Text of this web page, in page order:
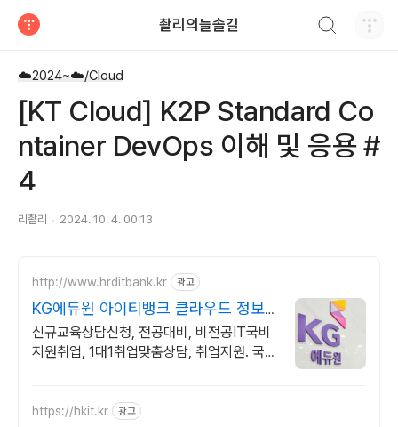
촬리의늘솔길
☁️2024~☁️/Cloud
[KT Cloud] K2P Standard Co
ntainer DevOps 이해 및 응용 #
4
리촬리 2024. 10. 4. 00:13
http://www.hrditbank.kr 광고
KG에듀원 아이티뱅크 클라우드 정보
보안 취업반
신규교육상담신청, 전공대비, 비전공IT국비
지원취업, 1대1취업맞춤상담, 취업지원. 국비
https://hkit.kr 광고